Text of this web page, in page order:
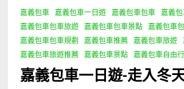
嘉義包車 嘉義包車一日遊 嘉義包車包車
嘉義
嘉義包車包車旅遊
嘉義包車包車景點
嘉義包車
嘉義包車包車規劃
嘉義包車推薦 嘉義包車旅遊
嘉義包車旅遊推薦
嘉義包車景點 嘉義包車自由行
嘉義包車一日遊-走入冬